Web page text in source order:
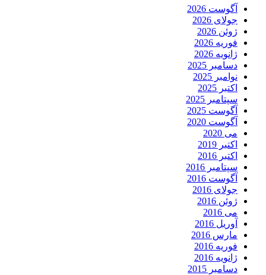
آگوست 2026
جولای 2026
ژوئن 2026
فوریه 2026
ژانویه 2026
دسامبر 2025
نوامبر 2025
اکتبر 2025
سپتامبر 2025
آگوست 2025
آگوست 2020
می 2020
اکتبر 2019
اکتبر 2016
سپتامبر 2016
آگوست 2016
جولای 2016
ژوئن 2016
می 2016
آوریل 2016
مارس 2016
فوریه 2016
ژانویه 2016
دسامبر 2015